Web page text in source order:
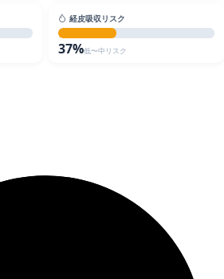
経皮吸収リスク
37%低〜中リスク